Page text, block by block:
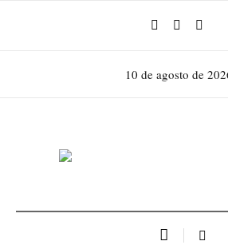
10 de agosto de